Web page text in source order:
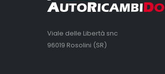
Viale delle Libertà snc
96019 Rosolini (SR)